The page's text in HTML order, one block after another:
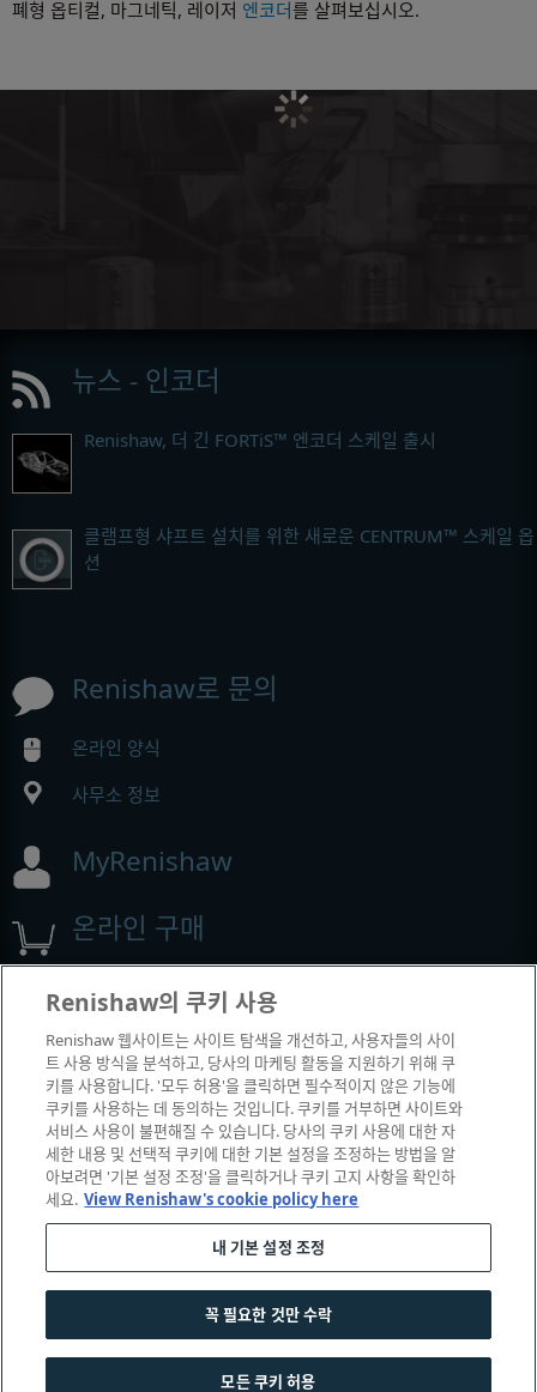
폐형 옵티컬, 마그네틱, 레이저 엔코더를 살펴보십시오.
뉴스 - 인코더
Renishaw, 더 긴 FORTiS™ 엔코더 스케일 출시
클램프형 샤프트 설치를 위한 새로운 CENTRUM™ 스케일 옵
션
Renishaw로 문의
온라인 양식
사무소 정보
MyRenishaw
온라인 구매
전시회 및 컨퍼런스
Renishaw에서 참석하는 이벤트
고객 상담|법률 및 규정 준수|운영체제|개인 정보 보호|
Renishaw의 쿠키 사용
Renishaw 웹사이트는 사이트 탐색을 개선하고, 사용자들의 사이
트 사용 방식을 분석하고, 당사의 마케팅 활동을 지원하기 위해 쿠
키를 사용합니다. '모두 허용'을 클릭하면 필수적이지 않은 기능에
쿠키를 사용하는 데 동의하는 것입니다. 쿠키를 거부하면 사이트와
서비스 사용이 불편해질 수 있습니다. 당사의 쿠키 사용에 대한 자
세한 내용 및 선택적 쿠키에 대한 기본 설정을 조정하는 방법을 알
아보려면 '기본 설정 조정'을 클릭하거나 쿠키 고지 사항을 확인하
세요. View Renishaw's cookie policy here
내 기본 설정 조정
꼭 필요한 것만 수락
모든 쿠키 허용